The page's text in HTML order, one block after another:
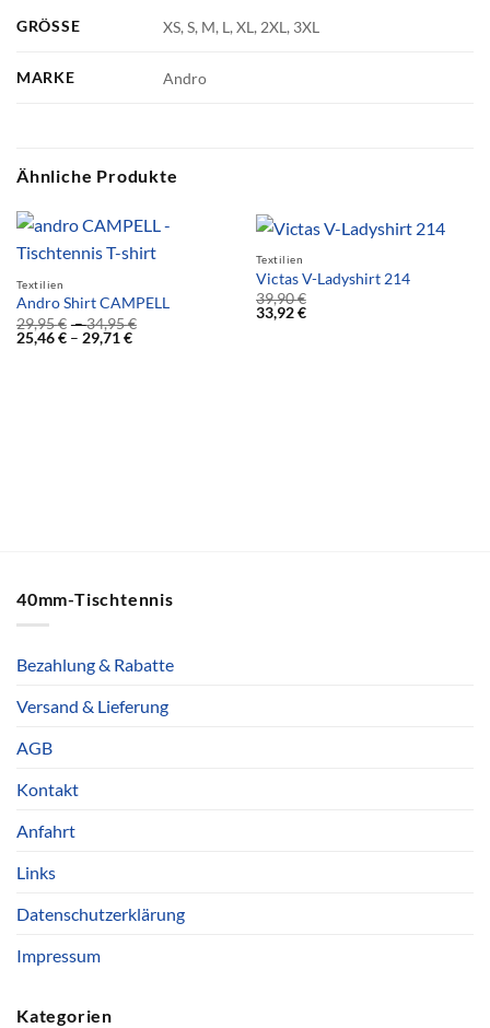
GRÖSSE XS, S, M, L, XL, 2XL, 3XL
MARKE Andro
Ähnliche Produkte
Textilien
Andro Shirt CAMPELL
29,95€ –34,95€
25,46€– 29,71€
Textilien
Victas V-Ladyshirt 214
39,90€
33,92€
40mm-Tischtennis
Bezahlung & Rabatte
Versand & Lieferung
AGB
Kontakt
Anfahrt
Links
Datenschutzerklärung
Impressum
Kategorien